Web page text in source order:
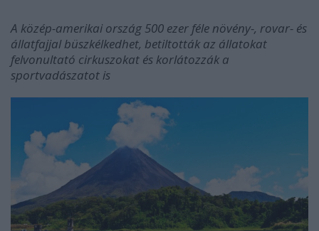
A közép-amerikai ország 500 ezer féle növény-, rovar- és
állatfajjal büszkélkedhet, betiltották az állatokat
felvonultató cirkuszokat és korlátozzák a
sportvadászatot is